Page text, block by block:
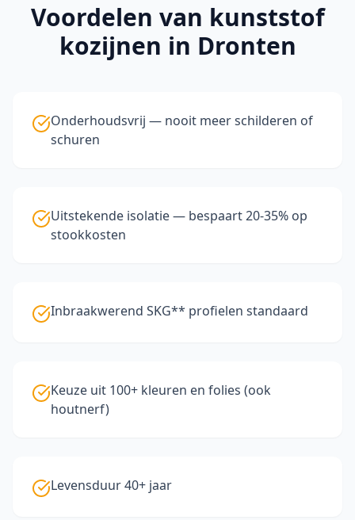
Voordelen van kunststof
kozijnen in Dronten
Onderhoudsvrij — nooit meer schilderen of
schuren
Uitstekende isolatie — bespaart 20-35% op
stookkosten
Inbraakwerend SKG** profielen standaard
Keuze uit 100+ kleuren en folies (ook
houtnerf)
Levensduur 40+ jaar